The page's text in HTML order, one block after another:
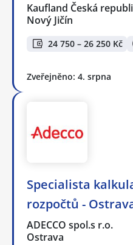
Kaufland Česká
Nový Jičín
24 750 – 26 250 Kč
Zveřejněno: 4. srpna
Specialista
rozpočtů -
ADECCO spol.s r.o.
Ostrava